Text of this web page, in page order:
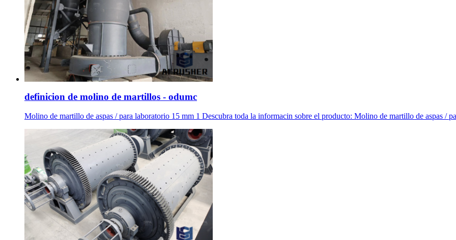
definicion de molino de martillos - odumc
Molino de martillo de aspas / para laboratorio 15 mm 1 Descubra toda la informacin sobre el producto: Molino de martillo de aspas /